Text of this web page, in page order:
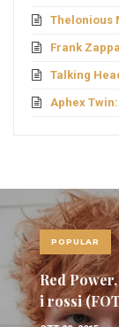
Thelonious
Frank
Talking
Aphex
POPULAR
Red
i rossi